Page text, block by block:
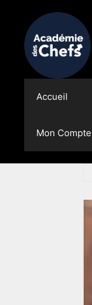
Accueil
Mon Compte